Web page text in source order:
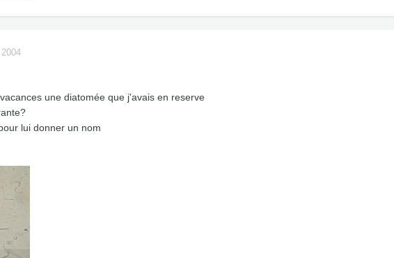
une diatomée que j'avais en reserve
lui donner un nom